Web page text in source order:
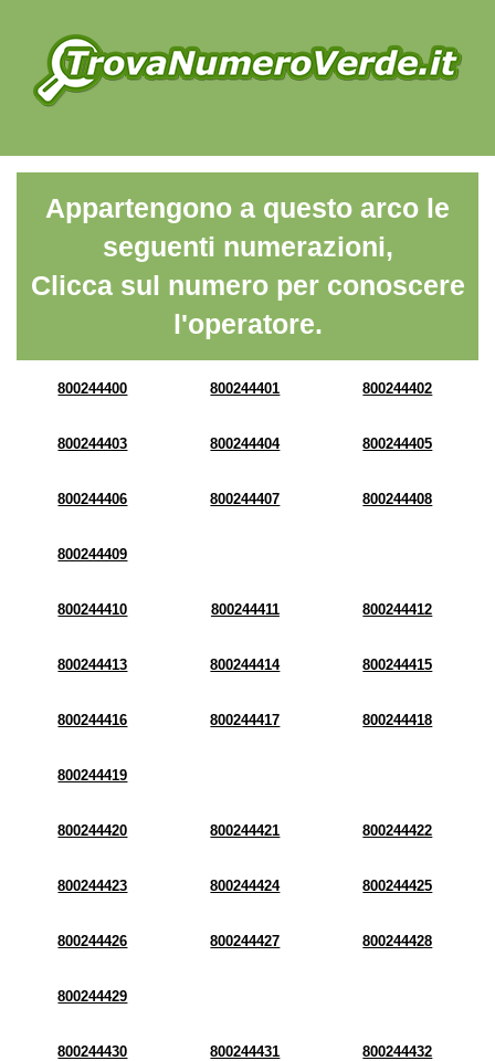
Appartengono a questo arco le
seguenti numerazioni,
Clicca sul numero per conoscere
l'operatore.
800244400 800244401 800244402
800244403 800244404 800244405
800244406 800244407 800244408
800244409
800244410 800244411 800244412
800244413 800244414 800244415
800244416 800244417 800244418
800244419
800244420 800244421 800244422
800244423 800244424 800244425
800244426 800244427 800244428
800244429
800244430 800244431 800244432